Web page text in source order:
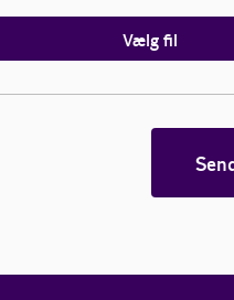
Vælg fil
Send